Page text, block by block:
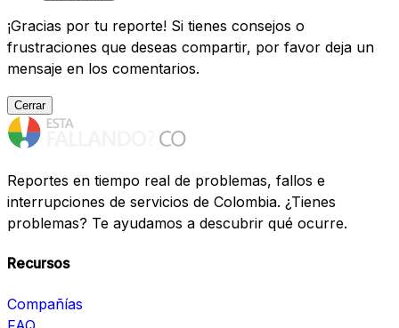
¡Gracias por tu reporte! Si tienes consejos o
frustraciones que deseas compartir, por favor deja un
mensaje en los comentarios.
Cerrar
Reportes en tiempo real de problemas, fallos e
interrupciones de servicios de Colombia. ¿Tienes
problemas? Te ayudamos a descubrir qué ocurre.
Recursos
Compañías